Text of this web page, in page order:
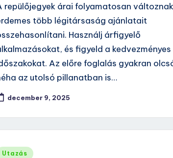
repülőjegyek árai folyamatosan
több légitársaság ajánlatait
Használj árfigyelő
és figyeld a kedvezményes
Az előre foglalás gyakran
az utolsó pillanatban is…
december 9, 2025
Utazás